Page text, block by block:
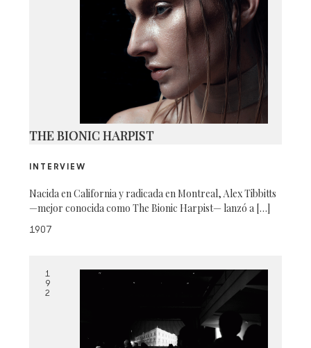
THE BIONIC HARPIST
INTERVIEW
Nacida en California y radicada en Montreal, Alex Tibbitts
—mejor conocida como The Bionic Harpist— lanzó a […]
1907
1
9
2